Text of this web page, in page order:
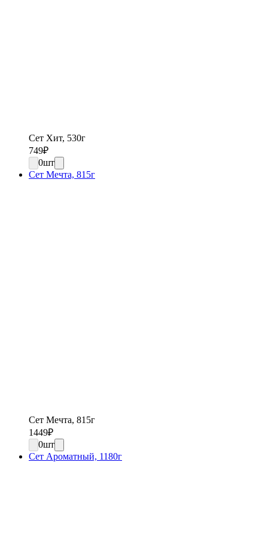
Сет Хит, 530г
749₽
0шт
Сет Мечта, 815г
Сет Мечта, 815г
1449₽
0шт
Сет Ароматный, 1180г